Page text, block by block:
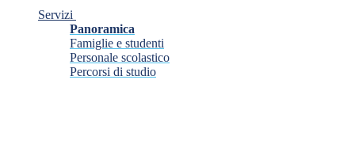
Servizi
Panoramica
Famiglie e studenti
Personale scolastico
Percorsi di studio